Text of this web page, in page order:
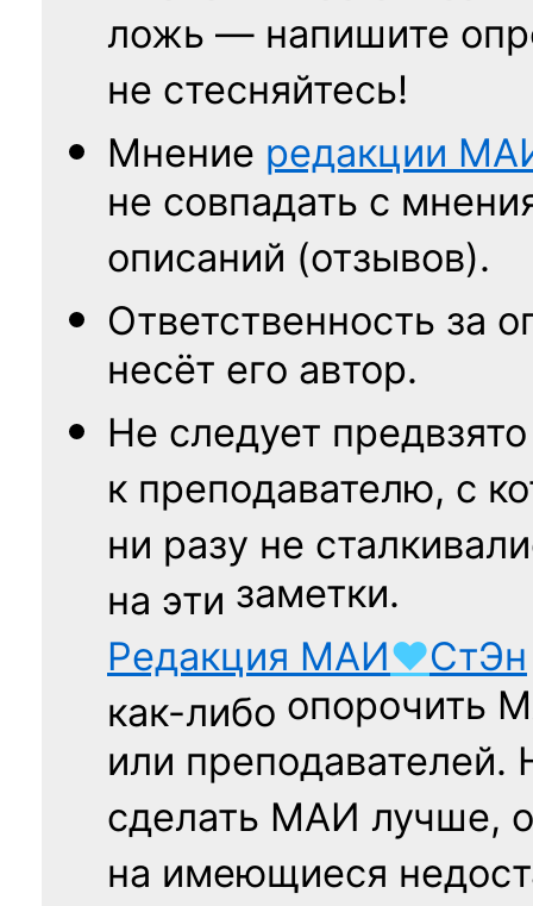
ложь — напишите
не стесняйтесь!
Мнение редакции
не совпадать с
описаний (отзывов).
Ответственность за
несёт его автор.
Не следует
к преподавателю, с
ни разу не
на эти заметки.
Редакция МАИ♥СтЭн
как-либо опорочить
или
сделать МАИ лучше,
на имеющиеся